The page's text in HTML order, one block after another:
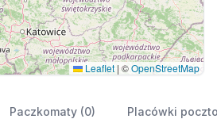
Leaflet | ©OpenStreetMap
Paczkomaty (0) Placówki